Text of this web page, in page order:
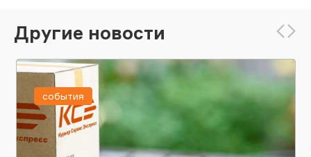
Другие новости
события